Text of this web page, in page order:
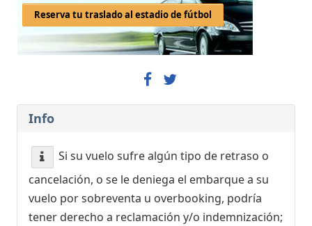
Reserva tu traslado al estadio de fútbol
Info
Si su vuelo sufre algún tipo de retraso o
cancelación, o se le deniega el embarque a su
vuelo por sobreventa u overbooking, podría
tener derecho a reclamación y/o indemnización;